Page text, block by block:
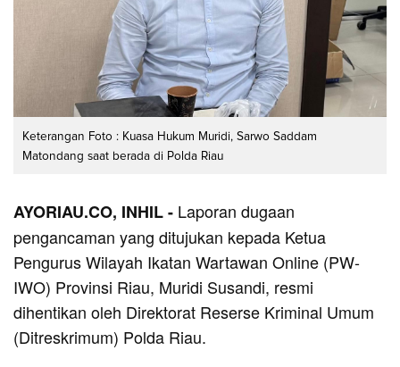
Keterangan Foto : Kuasa Hukum Muridi, Sarwo Saddam
Matondang saat berada di Polda Riau
AYORIAU.CO, INHIL - Laporan dugaan
pengancaman yang ditujukan kepada Ketua
Pengurus Wilayah Ikatan Wartawan Online (PW-
IWO) Provinsi Riau, Muridi Susandi, resmi
dihentikan oleh Direktorat Reserse Kriminal Umum
(Ditreskrimum) Polda Riau.